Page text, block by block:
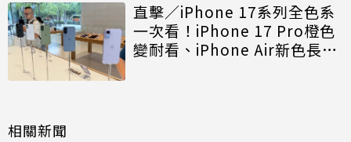
直擊／iPhone 17系列全色系
一次看！iPhone 17 Pro橙色
變耐看、iPhone Air新色長太
相關新聞